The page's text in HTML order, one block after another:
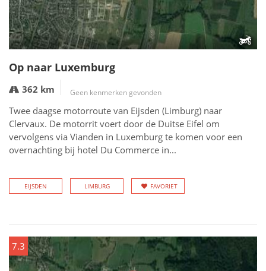
Op naar Luxemburg
362 km Geen kenmerken gevonden
Twee daagse motorroute van Eijsden (Limburg) naar
Clervaux. De motorrit voert door de Duitse Eifel om
vervolgens via Vianden in Luxemburg te komen voor een
overnachting bij hotel Du Commerce in...
EIJSDEN LIMBURG FAVORIET
7.3